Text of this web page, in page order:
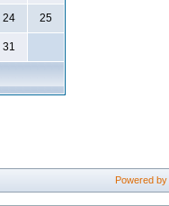
24 25
31
Powered by